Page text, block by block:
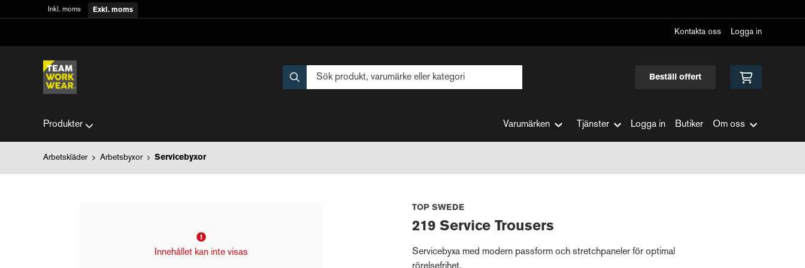
Inkl. moms Exkl. moms
Kontakta oss Logga in
Beställ offert
Produkter Varumärken Tjänster Logga in Butiker Om oss
Arbetskläder Arbetsbyxor Servicebyxor
Innehållet kan inte visas
TOP SWEDE
219 Service Trousers
Servicebyxa med modern passform och stretchpaneler för optimal